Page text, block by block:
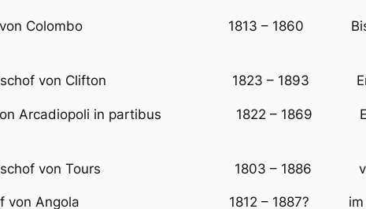
Vikar von Colombo 1813 – 1860 Bischof
Bischof von Clifton 1823 – 1893
von Arcadiopoli in partibus 1822 – 1869
Erzbischof von Tours 1803 – 1886
von Angola 1812 – 1887? im